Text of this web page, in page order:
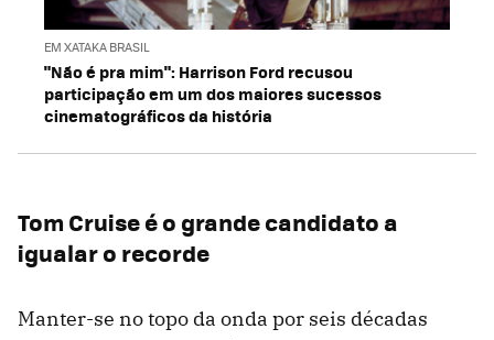
EM XATAKA BRASIL
"Não é pra mim": Harrison Ford recusou
participação em um dos maiores sucessos
cinematográficos da história
Tom Cruise é o grande candidato a
igualar o recorde
Manter-se no topo da onda por seis décadas